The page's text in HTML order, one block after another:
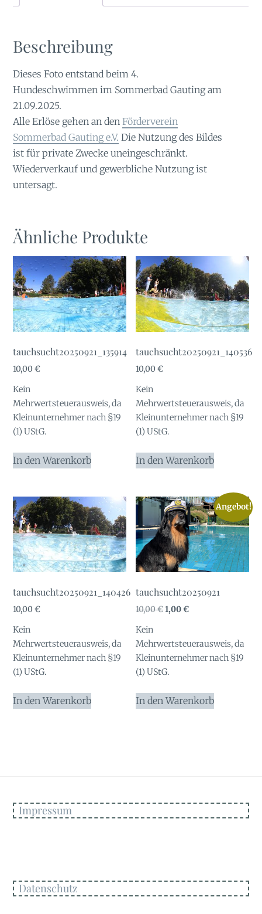
Beschreibung
Dieses Foto entstand beim 4.
Hundeschwimmen im Sommerbad Gauting am
21.09.2025.
Alle Erlöse gehen an denFörderverein
Sommerbad Gauting e.V. Die Nutzung des Bildes
ist für private Zwecke uneingeschränkt.
Wiederverkauf und gewerbliche Nutzung ist
untersagt.
Ähnliche Produkte
tauchsucht20250921_135914
10,00€
Kein
Mehrwertsteuerausweis, da
Kleinunternehmer nach §19
(1) UStG.
In den Warenkorb
tauchsucht20250921_140536
10,00€
Kein
Mehrwertsteuerausweis, da
Kleinunternehmer nach §19
(1) UStG.
In den Warenkorb
tauchsucht20250921_140426
10,00€
Kein
Mehrwertsteuerausweis, da
Kleinunternehmer nach §19
(1) UStG.
In den Warenkorb
Angebot!
tauchsucht20250921
10,00€Ursprünglicher
10,00 €
1,00€Aktueller
1,00 €.
Kein
Mehrwertsteuerausweis, da
Kleinunternehmer nach §19
(1) UStG.
In den Warenkorb
Impressum
Datenschutz